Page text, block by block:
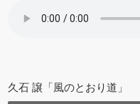
久石 譲「風のとおり道」